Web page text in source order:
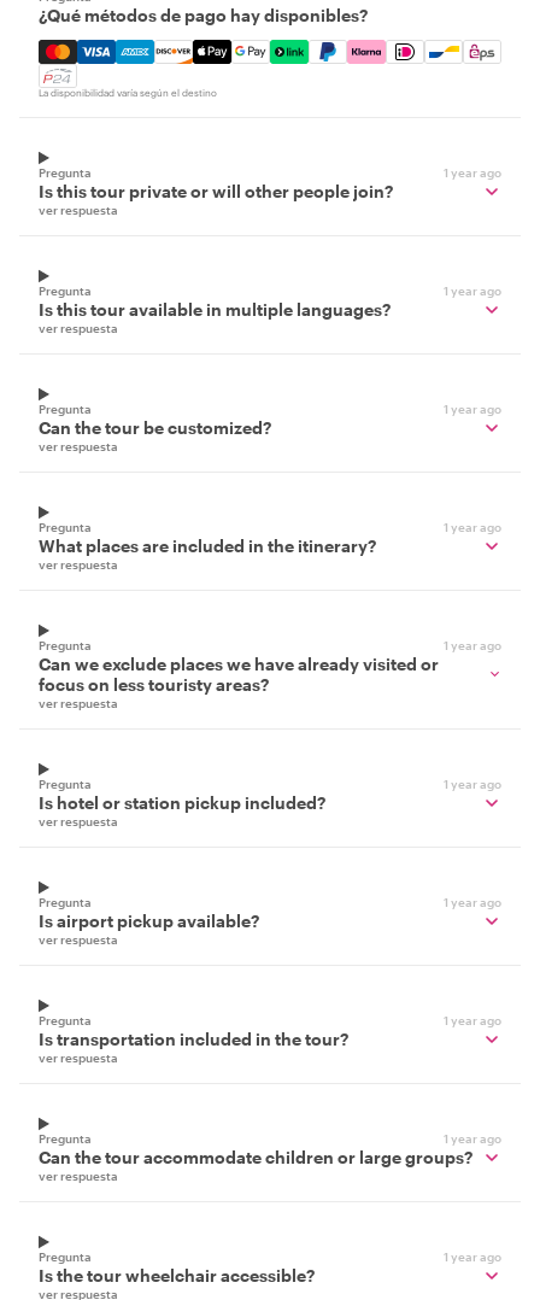
¿Qué métodos de pago hay disponibles?
Mastercard, Visa, Amex, Discover, Apple Pay, Google
La disponibilidad varía según el destino
Pregunta 1 year ago
Is this tour private or will other people join?
ver respuesta
Pregunta 1 year ago
Is this tour available in multiple languages?
ver respuesta
Pregunta 1 year ago
Can the tour be customized?
ver respuesta
Pregunta 1 year ago
What places are included in the itinerary?
ver respuesta
Pregunta 1 year ago
Can we exclude places we have already visited or
focus on less touristy areas?
ver respuesta
Pregunta 1 year ago
Is hotel or station pickup included?
ver respuesta
Pregunta 1 year ago
Is airport pickup available?
ver respuesta
Pregunta 1 year ago
Is transportation included in the tour?
ver respuesta
Pregunta 1 year ago
Can the tour accommodate children or large groups?
ver respuesta
Pregunta 1 year ago
Is the tour wheelchair accessible?
ver respuesta